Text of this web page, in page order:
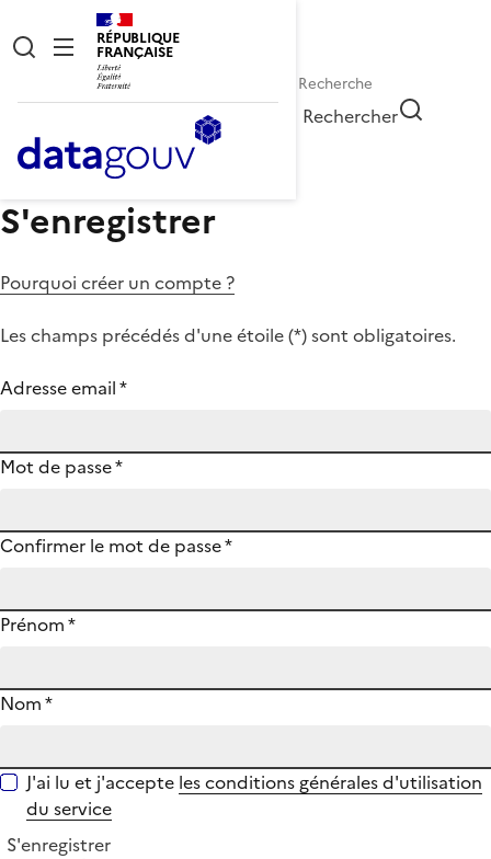
RÉPUBLIQUE
FRANÇAISE
Rechercher
S'enregistrer
Pourquoi créer un compte ?
Les champs précédés d'une étoile (*) sont obligatoires.
Adresse email*
Mot de passe*
Confirmer le mot de passe*
Prénom*
Nom*
J'ai lu et j'accepte les conditions générales d'utilisation
du service
S'enregistrer